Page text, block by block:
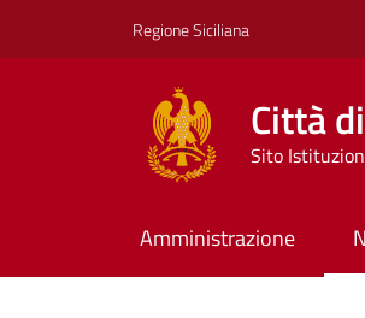
Regione Siciliana
Città
Sito
Amministrazione